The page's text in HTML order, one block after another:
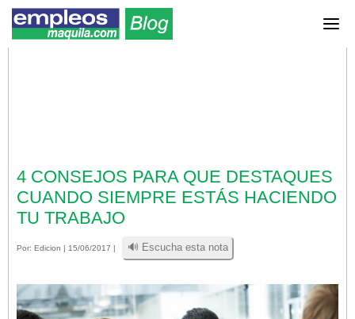
4 CONSEJOS PARA QUE DESTAQUES
CUANDO SIEMPRE ESTÁS HACIENDO
TU TRABAJO
Por: Edicion | 15/06/2017 | 🔊 Escucha esta nota